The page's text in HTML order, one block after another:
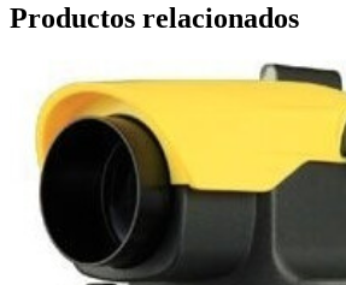
Productos relacionados